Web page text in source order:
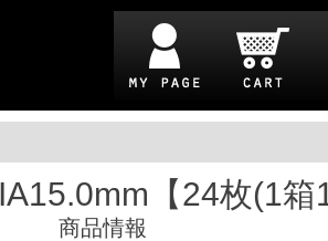
【24枚(1箱
商品情報